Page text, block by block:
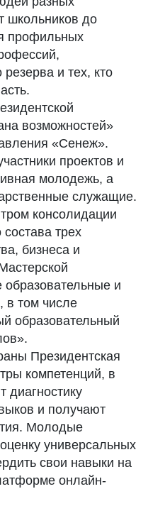
школьников до
профильных
и тех, кто
возможностей»
«Сенеж».
проектов и
молодежь, а
служащие.
консолидации
трех
бизнеса и
образовательные и
в том числе
образовательный
Президентская
компетенций, в
диагностику
и получают
Молодые
универсальных
свои навыки на
онлайн-